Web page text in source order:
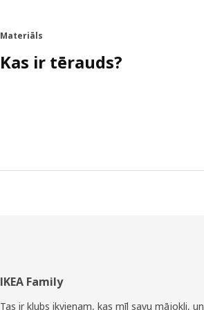
Materiāls
Kas ir tērauds?
Kājene
IKEA Family
Tas ir klubs ikvienam, kas mīl savu mājokli, un